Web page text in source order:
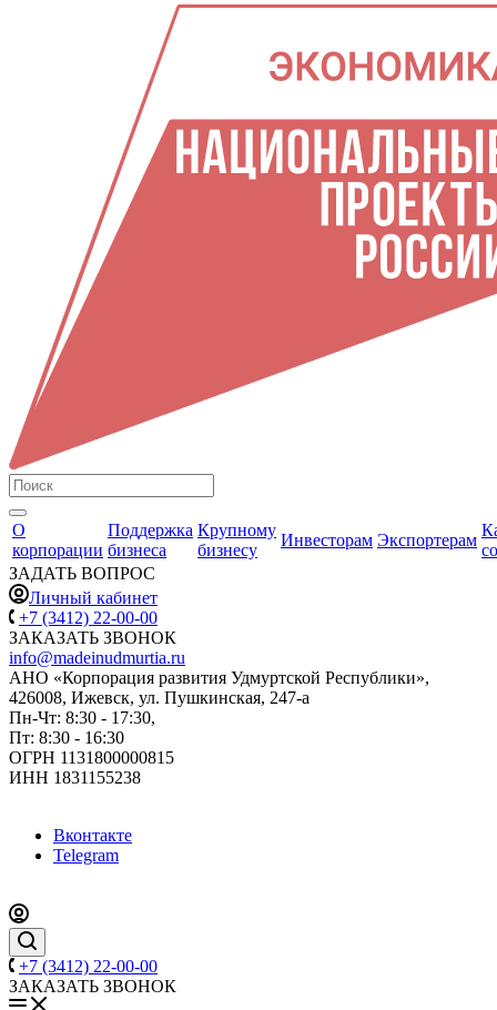
О
корпорации
Поддержка
бизнеса
Крупному
бизнесу
Инвесторам Экспортерам
ЗАДАТЬ ВОПРОС
Личный кабинет
+7 (3412) 22-00-00
ЗАКАЗАТЬ ЗВОНОК
info@madeinudmurtia.ru
АНО «Корпорация развития Удмуртской Республики»,
426008, Ижевск, ул. Пушкинская, 247-а
Пн-Чт: 8:30 - 17:30,
Пт: 8:30 - 16:30
ОГРН 1131800000815
ИНН 1831155238
Вконтакте
Telegram
+7 (3412) 22-00-00
ЗАКАЗАТЬ ЗВОНОК